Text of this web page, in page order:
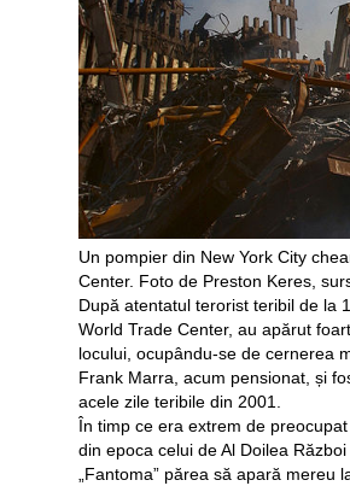
Un pompier din New York City
Center. Foto de Preston Keres,
După atentatul terorist teribil de la
World Trade Center, au apărut
locului, ocupându-se de cernerea
Frank Marra, acum pensionat, și
acele zile teribile din 2001.
În timp ce era extrem de
din epoca celui de Al Doilea
„Fantoma” părea să apară